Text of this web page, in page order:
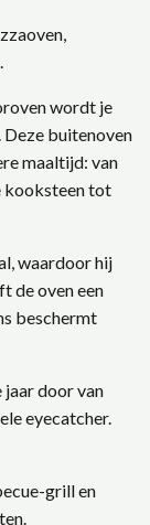
wordt je
Deze buitenoven
maaltijd: van
kooksteen tot
waardoor hij
de oven een
beschermt
jaar door van
eyecatcher.
grill en